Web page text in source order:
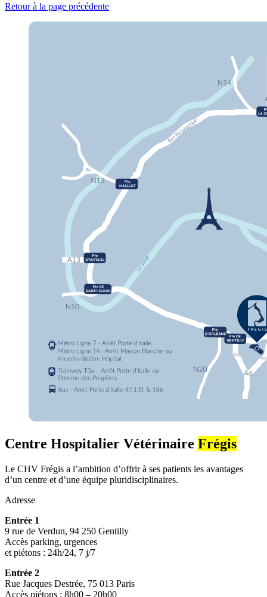
Retour à la page précédente
Centre Hospitalier Vétérinaire Frégis
Le CHV Frégis a l’ambition d’offrir à ses patients les avantages
d’un centre et d’une équipe pluridisciplinaires.
Adresse
Entrée 1
9 rue de Verdun, 94 250 Gentilly
Accès parking, urgences
et piétons : 24h/24, 7 j/7
Entrée 2
Rue Jacques Destrée, 75 013 Paris
Accès piétons : 8h00 – 20h00